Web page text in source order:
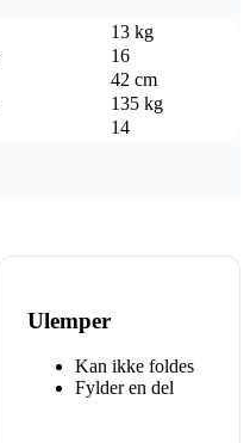
13 kg
16
42 cm
135 kg
14
Ulemper
Kan ikke foldes
Fylder en del